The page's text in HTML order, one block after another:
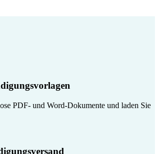
PDF- und Word-Dokumente und laden Sie